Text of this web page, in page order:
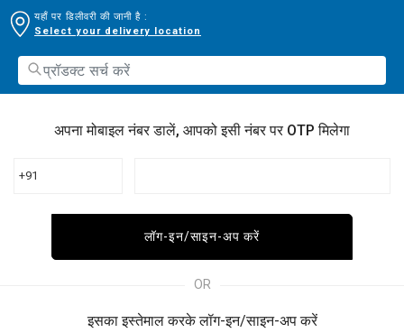
यहाँ पर डिलीवरी की जानी है :
Select your delivery location
अपना मोबाइल नंबर डालें, आपको इसी नंबर पर OTP मिलेगा
+91
लॉग-इन/साइन-अप करें
OR
इसका इस्तेमाल करके लॉग-इन/साइन-अप करें